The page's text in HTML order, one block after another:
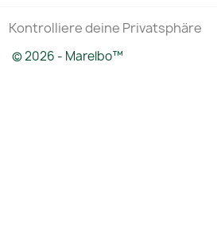
Kontrolliere deine Privatsphäre
© 2026 - Marelbo™